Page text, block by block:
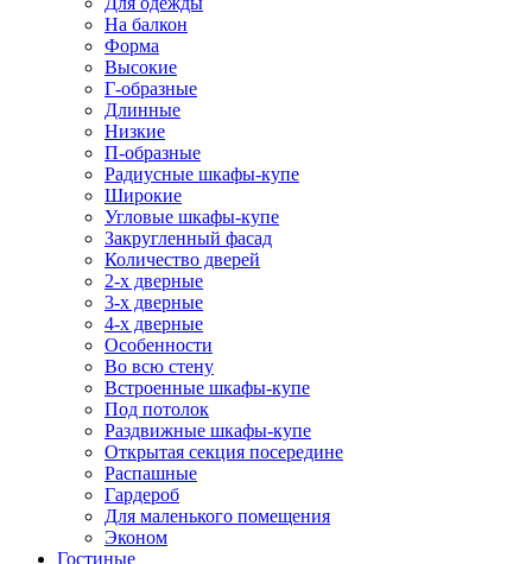
На балкон
Форма
Высокие
Г-образные
Длинные
Низкие
П-образные
Радиусные шкафы-купе
Широкие
Угловые шкафы-купе
Закругленный фасад
Количество дверей
2-х дверные
3-х дверные
4-х дверные
Особенности
Во всю стену
Встроенные шкафы-купе
Под потолок
Раздвижные шкафы-купе
Открытая секция посередине
Распашные
Гардероб
Для маленького помещения
Эконом
Гостиные